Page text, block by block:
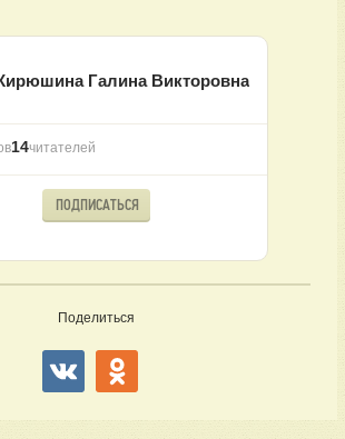
Кирюшина Галина Викторовна
14читателей
ПОДПИСАТЬСЯ
Поделиться